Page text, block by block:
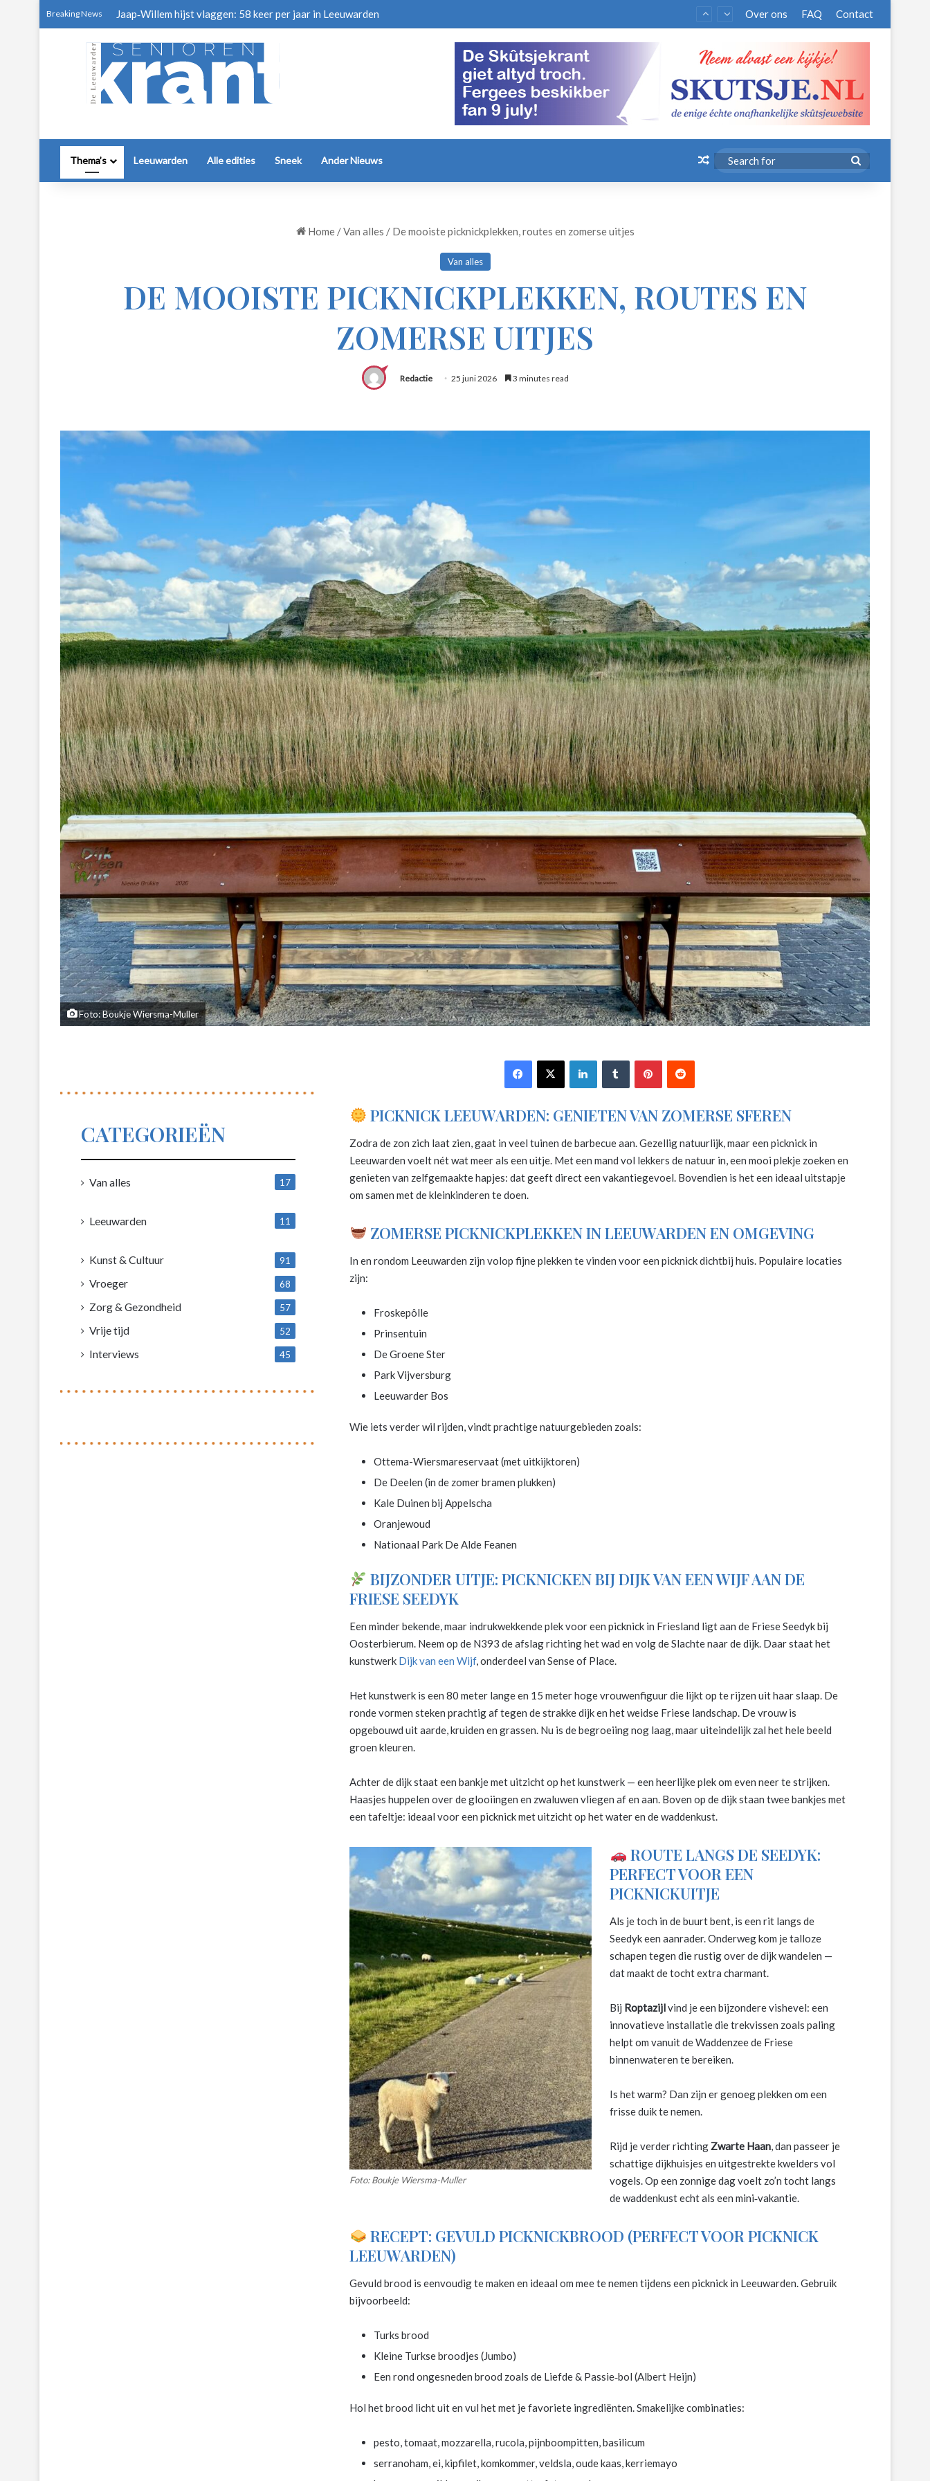
Breaking News Jaap‑Willem hijst vlaggen: 58 keer per jaar in Leeuwarden Over ons FAQ Contact
Thema’s Leeuwarden Alle edities Sneek Ander Nieuws Random Article
for
Home /Van alles / De mooiste picknickplekken, routes en zomerse uitjes
Van alles
DE MOOISTE PICKNICKPLEKKEN, ROUTES EN
ZOMERSE UITJES
Redactie 25 juni 2026 3 minutes read
Foto: Boukje Wiersma-Muller
Facebook
X LinkedInTumblrPinterestReddit
PICKNICK LEEUWARDEN: GENIETEN VAN ZOMERSE SFEREN
Zodra de zon zich laat zien, gaat in veel tuinen de barbecue aan. Gezellig natuurlijk, maar een picknick in
Leeuwarden voelt nét wat meer als een uitje. Met een mand vol lekkers de natuur in, een mooi plekje zoeken en
genieten van zelfgemaakte hapjes: dat geeft direct een vakantiegevoel. Bovendien is het een ideaal uitstapje
om samen met de kleinkinderen te doen.
ZOMERSE PICKNICKPLEKKEN IN LEEUWARDEN EN OMGEVING
In en rondom Leeuwarden zijn volop fijne plekken te vinden voor een picknick dichtbij huis. Populaire locaties
zijn:
Froskepôlle
Prinsentuin
De Groene Ster
Park Vijversburg
Leeuwarder Bos
Wie iets verder wil rijden, vindt prachtige natuurgebieden zoals:
Ottema-Wiersmareservaat (met uitkijktoren)
De Deelen (in de zomer bramen plukken)
Kale Duinen bij Appelscha
Oranjewoud
Nationaal Park De Alde Feanen
BIJZONDER UITJE: PICKNICKEN BIJ DIJK VAN EEN WIJF AAN DE
FRIESE SEEDYK
Een minder bekende, maar indrukwekkende plek voor een picknick in Friesland ligt aan de Friese Seedyk bij
Oosterbierum. Neem op de N393 de afslag richting het wad en volg de Slachte naar de dijk. Daar staat het
kunstwerk Dijk van een Wijf, onderdeel van Sense of Place.
Het kunstwerk is een 80 meter lange en 15 meter hoge vrouwenfiguur die lijkt op te rijzen uit haar slaap. De
ronde vormen steken prachtig af tegen de strakke dijk en het weidse Friese landschap. De vrouw is
opgebouwd uit aarde, kruiden en grassen. Nu is de begroeiing nog laag, maar uiteindelijk zal het hele beeld
groen kleuren.
Achter de dijk staat een bankje met uitzicht op het kunstwerk — een heerlijke plek om even neer te strijken.
Haasjes huppelen over de glooiingen en zwaluwen vliegen af en aan. Boven op de dijk staan twee bankjes met
een tafeltje: ideaal voor een picknick met uitzicht op het water en de waddenkust.
Foto: Boukje Wiersma-Muller
ROUTE LANGS DE SEEDYK:
PERFECT VOOR EEN
PICKNICKUITJE
Als je toch in de buurt bent, is een rit langs de
Seedyk een aanrader. Onderweg kom je talloze
schapen tegen die rustig over de dijk wandelen —
dat maakt de tocht extra charmant.
Bij Roptazijlvind je een bijzondere vishevel: een
innovatieve installatie die trekvissen zoals paling
helpt om vanuit de Waddenzee de Friese
binnenwateren te bereiken.
Is het warm? Dan zijn er genoeg plekken om een
frisse duik te nemen.
Rijd je verder richting Zwarte Haan, dan passeer je
schattige dijkhuisjes en uitgestrekte kwelders vol
vogels. Op een zonnige dag voelt zo’n tocht langs
de waddenkust echt als een mini‑vakantie.
RECEPT: GEVULD PICKNICKBROOD (PERFECT VOOR PICKNICK
LEEUWARDEN)
Gevuld brood is eenvoudig te maken en ideaal om mee te nemen tijdens een picknick in Leeuwarden. Gebruik
bijvoorbeeld:
Turks brood
Kleine Turkse broodjes (Jumbo)
Een rond ongesneden brood zoals de Liefde & Passie‑bol (Albert Heijn)
Hol het brood licht uit en vul het met je favoriete ingrediënten. Smakelijke combinaties:
pesto, tomaat, mozzarella, rucola, pijnboompitten, basilicum
serranoham, ei, kipfilet, komkommer, veldsla, oude kaas, kerriemayo
CATEGORIEËN
Van alles
17
Leeuwarden
11
Kunst & Cultuur 91
Vroeger 68
Zorg & Gezondheid 57
Vrije tijd 52
Interviews 45